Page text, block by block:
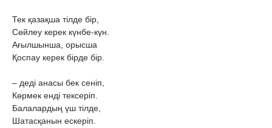
Тек қазақша тілде бір,
Сөйлеу керек күнбе-күн.
Ағылшынша, орысша
Қоспау керек бірде бір.
– деді анасы бек сеніп,
Көрмек енді тексеріп.
Балалардың үш тілде,
Шатасқанын ескеріп.